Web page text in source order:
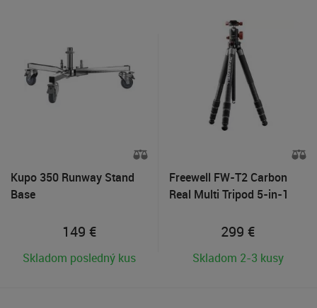
Kupo 350 Runway Stand
Base
149 €
Skladom posledný kus
Freewell FW-T2 Carbon
Real Multi Tripod 5-in-1
299 €
Skladom 2-3 kusy